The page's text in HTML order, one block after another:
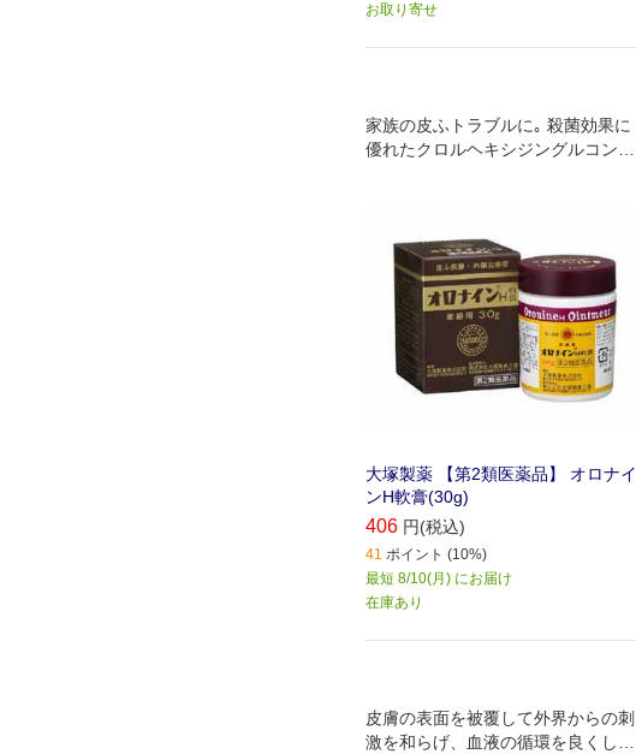
お取り寄せ
家族の皮ふトラブルに｡ 殺菌効果に
優れたクロルヘキシジングルコン酸
大塚製薬 【第2類医薬品】 オロナイ
ンH軟膏(30g)
406 円(税込)
41 ポイント (10%)
最短 8/10(月) にお届け
在庫あり
皮膚の表面を被覆して外界からの刺
激を和らげ、血液の循環を良くし、